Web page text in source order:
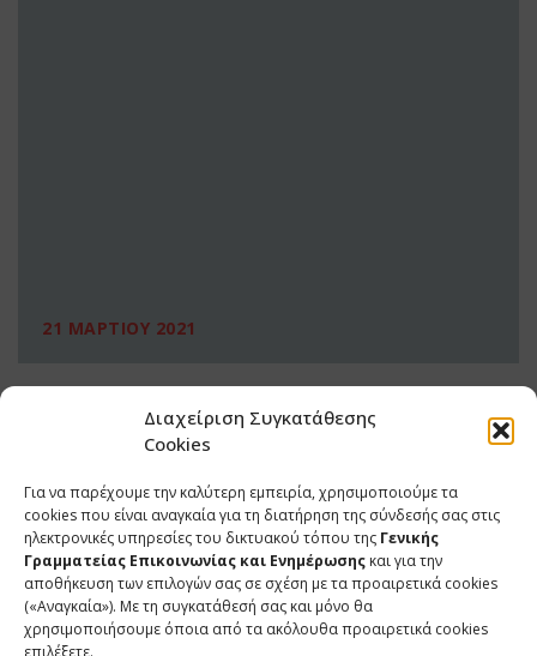
Διαχείριση Συγκατάθεσης
Cookies
Για να παρέχουμε την καλύτερη εμπειρία, χρησιμοποιούμε τα
cookies που είναι αναγκαία για τη διατήρηση της σύνδεσής σας στις
ηλεκτρονικές υπηρεσίες του δικτυακού τόπου της Γενικής
Γραμματείας Επικοινωνίας και Ενημέρωσης και για την
αποθήκευση των επιλογών σας σε σχέση με τα προαιρετικά cookies
(«Αναγκαία»). Με τη συγκατάθεσή σας και μόνο θα
χρησιμοποιήσουμε όποια από τα ακόλουθα προαιρετικά cookies
επιλέξετε.
21 ΜΑΡΤΙΟΥ 2021
ΕΠΙΚΟΙΝΩΝΙΑ